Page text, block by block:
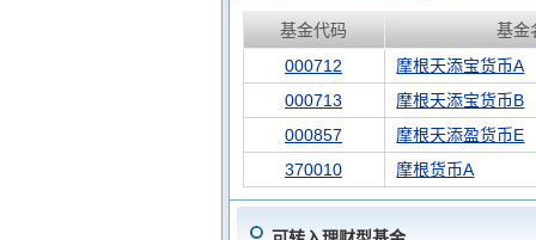
基金代码
基金
000712
摩根天添宝货币A
000713
摩根天添宝货币B
000857
摩根天添盈货币E
370010
摩根货币A